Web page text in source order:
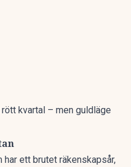
kvartal – men guldläge
har ett brutet räkenskapsår,